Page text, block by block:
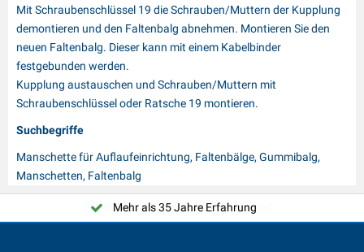
Mit Schraubenschlüssel 19 die Schrauben/Muttern der Kupplung
demontieren und den Faltenbalg abnehmen. Montieren Sie den
neuen Faltenbalg. Dieser kann mit einem Kabelbinder
festgebunden werden.
Kupplung austauschen und Schrauben/Muttern mit
Schraubenschlüssel oder Ratsche 19 montieren.
Suchbegriffe
Manschette für Auflaufeinrichtung, Faltenbälge, Gummibalg,
Manschetten, Faltenbalg
Mehr als 35 Jahre Erfahrung